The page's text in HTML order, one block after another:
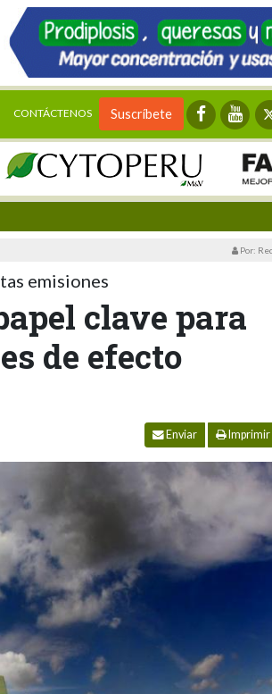
CONTÁCTENOS Suscríbete
Por:
emisiones
clave para
de efecto
Enviar Imprimir